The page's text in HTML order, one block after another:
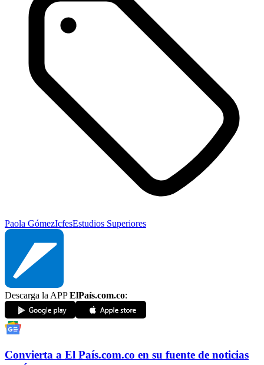
Paola GómezIcfesEstudios Superiores
Descarga la APPElPaís.com.co:
Convierta a El País.com.co en su fuente de noticias